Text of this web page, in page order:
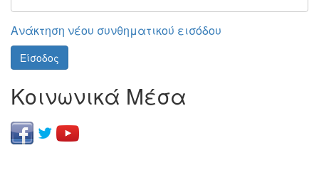
Ανάκτηση νέου συνθηματικού εισόδου
Είσοδος
Κοινωνικά Μέσα